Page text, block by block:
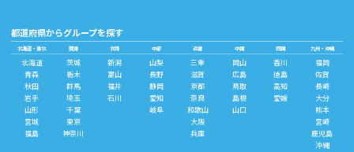
都道府県からグループを探す
北海道・東北
北海道
青森
秋田
岩手
山形
宮城
福島
関東
茨城
栃木
群馬
埼玉
千葉
東京
神奈川
北陸
新潟
富山
福井
石川
中部
山梨
長野
静岡
愛知
岐阜
近畿
三重
滋賀
京都
奈良
和歌山
大阪
兵庫
中国
岡山
広島
鳥取
島根
山口
四国
香川
徳島
高知
愛媛
九州・沖縄
福岡
佐賀
長崎
大分
熊本
宮崎
鹿児島
沖縄